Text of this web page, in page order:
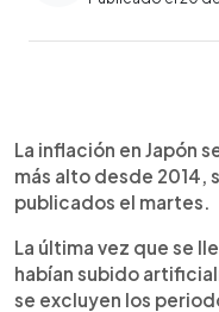
► Escuchar
La inflación en Japón
más alto desde 2014,
publicados el martes.
La última vez que se
habían subido
se excluyen los